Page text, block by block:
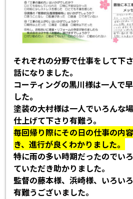
それぞれの分野で仕事をして下
話になりました。
コーティングの黒川様は一人で
した。
塗装の大村様は一人でいろんな
仕上げて下さり有難う。
毎回帰り際にその日の仕事の内
き、進行が良くわかりました。
特に雨の多い時期だったのでい
ていただき助かりました。
監督の藤本様、浜崎様、いろい
有難うございました。